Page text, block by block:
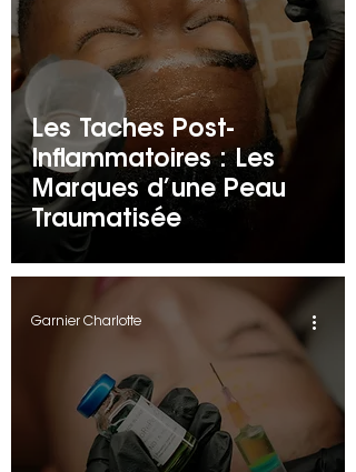
Les Taches Post-
Inflammatoires : Les
Marques d’une Peau
Traumatisée
Garnier Charlotte